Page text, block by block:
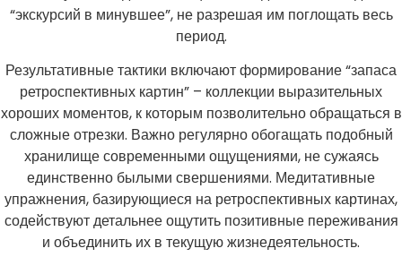
“экскурсий в минувшее”, не разрешая им поглощать весь
период.
Результативные тактики включают формирование “запаса
ретроспективных картин” – коллекции выразительных
хороших моментов, к которым позволительно обращаться в
сложные отрезки. Важно регулярно обогащать подобный
хранилище современными ощущениями, не сужаясь
единственно былыми свершениями. Медитативные
упражнения, базирующиеся на ретроспективных картинах,
содействуют детальнее ощутить позитивные переживания
и объединить их в текущую жизнедеятельность.